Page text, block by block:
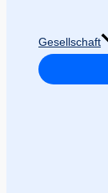
Gesellschaft